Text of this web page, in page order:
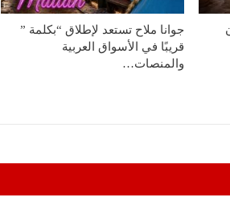
جوانا ملاح تستعد لإطلاق “بكلمة ”
قريبًا في الأسواق العربية
والمنصات…